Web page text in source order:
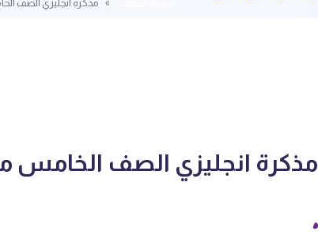
مذكرة انجليزي الصف
مذكرة انجليزي الصف الخامس